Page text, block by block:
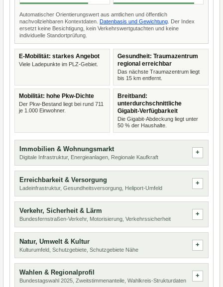
Automatischer Orientierungswert aus amtlichen und öffentlich
nachvollziehbaren Kontextdaten. Datenbasis und Gewichtung . Der Index
ersetzt keine Besichtigung, kein Verkehrswertgutachten und keine
individuelle Standortprüfung.
E-Mobilität: starkes Angebot
Viele Ladepunkte im PLZ-Gebiet.
Gesundheit: Traumazentrum
regional erreichbar
Das nächste Traumazentrum liegt
bis 15 km entfernt.
Mobilität: hohe Pkw-Dichte
Der Pkw-Bestand liegt bei rund 711
je 1.000 Einwohner.
Breitband:
unterdurchschnittliche
Gigabit-Verfügbarkeit
Die Gigabit-Abdeckung liegt unter
50 % der Haushalte.
Immobilien & Wohnungsmarkt
Digitale Infrastruktur, Energieanlagen, Regionale Kaufkraft
Erreichbarkeit & Versorgung
Ladeinfrastruktur, Gesundheitsversorgung, Heliport-Umfeld
Verkehr, Sicherheit & Lärm
Bundesfernstraßen-Verkehr, Motorisierung, Verkehrssicherheit
Natur, Umwelt & Kultur
Kulturumfeld, Schutzgebiete, Schutzgebiete Nähe
Wahlen & Regionalprofil
Bundestagswahl 2025, Zweitstimmenanteile, Wahlkreis-Strukturdaten